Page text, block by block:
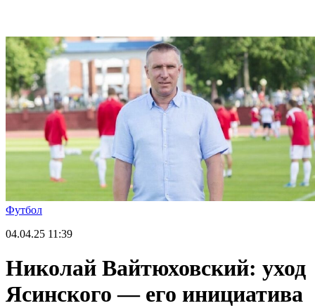
Футбол
04.04.25 11:39
Николай Вайтюховский: уход
Ясинского — его инициатива